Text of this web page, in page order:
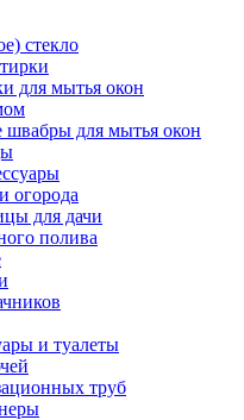
стекло
для мытья окон
швабры для мытья окон
огорода
для дачи
полива
и туалеты
труб